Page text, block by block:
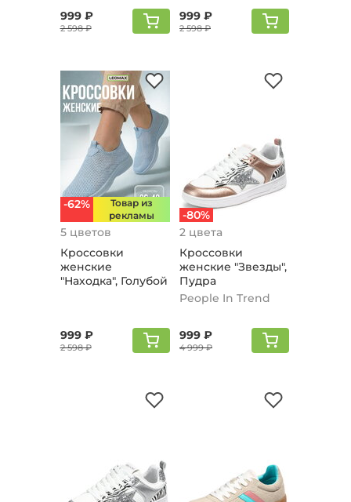
999 ₽
2 598 ₽
999 ₽
2 598 ₽
-62%
Товар из
рекламы
5 цветов
Кроссовки
женские
"Находка", Голубой
999 ₽
2 598 ₽
-80%
2 цвета
Кроссовки
женские "Звезды",
Пудра
People In Trend
999 ₽
4 999 ₽